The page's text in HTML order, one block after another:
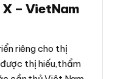
X – VietNam
riêng cho thị
thị hiếu,thẩm